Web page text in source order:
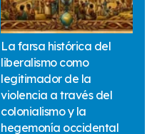
La farsa histórica del
liberalismo como
legitimador de la
violencia a través del
colonialismo y la
hegemonía occidental